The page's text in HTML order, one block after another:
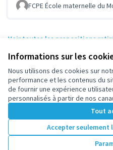
Informations sur les
Nous utilisons des cookies sur
performance et les contenus du
de fournir une expérience
personnalisés à partir de nos
Tout
Accepter seulement
FCPE École maternelle du
Voir toutes les propositions
Conditions d'utilisation
Paramètres des cookies
participez.nanterre.fr sur X
(Lien externe)
participez.nanterre.fr sur
participez.nanterre.fr
(Lien externe)
(Lien externe)